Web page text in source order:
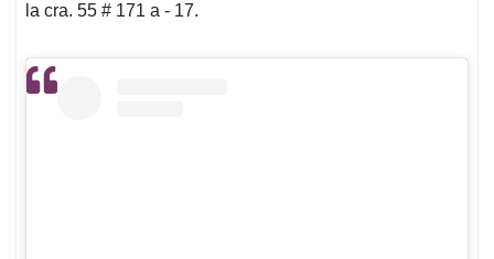
la cra. 55 # 171 a - 17.